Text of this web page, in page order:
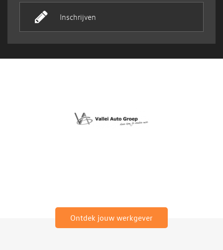
Inschrijven
Ontdek jouw werkgever